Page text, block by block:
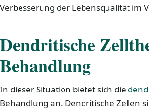
Verbesserung der Lebensqualität im
Dendritische
Behandlung
In dieser Situation bietet sich die
Behandlung an. Dendritische Zellen